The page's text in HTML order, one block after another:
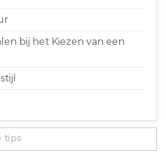
bij het Kiezen van een
tips